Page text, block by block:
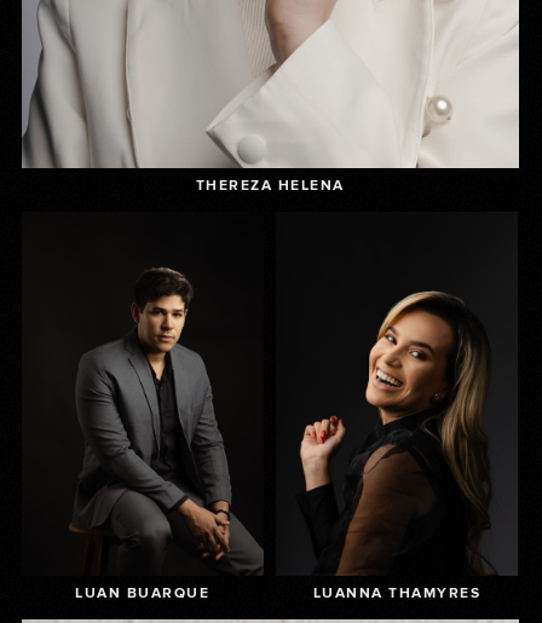
THEREZA HELENA
LUAN BUARQUE LUANNA THAMYRES